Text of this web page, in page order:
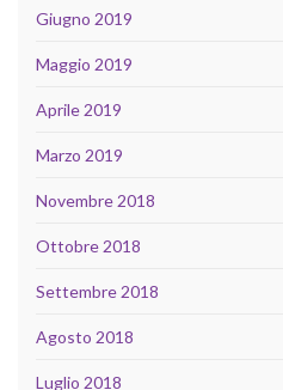
Giugno 2019
Maggio 2019
Aprile 2019
Marzo 2019
Novembre 2018
Ottobre 2018
Settembre 2018
Agosto 2018
Luglio 2018